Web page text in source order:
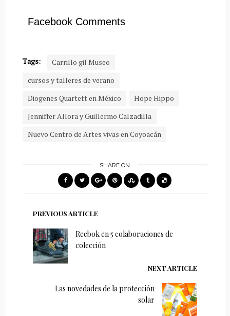
Facebook Comments
Tags:
Carrillo gil Museo
cursos y talleres de verano
Diogenes Quartett en México
Hope Hippo
Jenniffer Allora y Guillermo Calzadilla
Nuevo Centro de Artes vivas en Coyoacán
SHARE ON
PREVIOUS ARTICLE
Reebok en 5 colaboraciones de
colección
NEXT ARTICLE
Las novedades de la protección
solar